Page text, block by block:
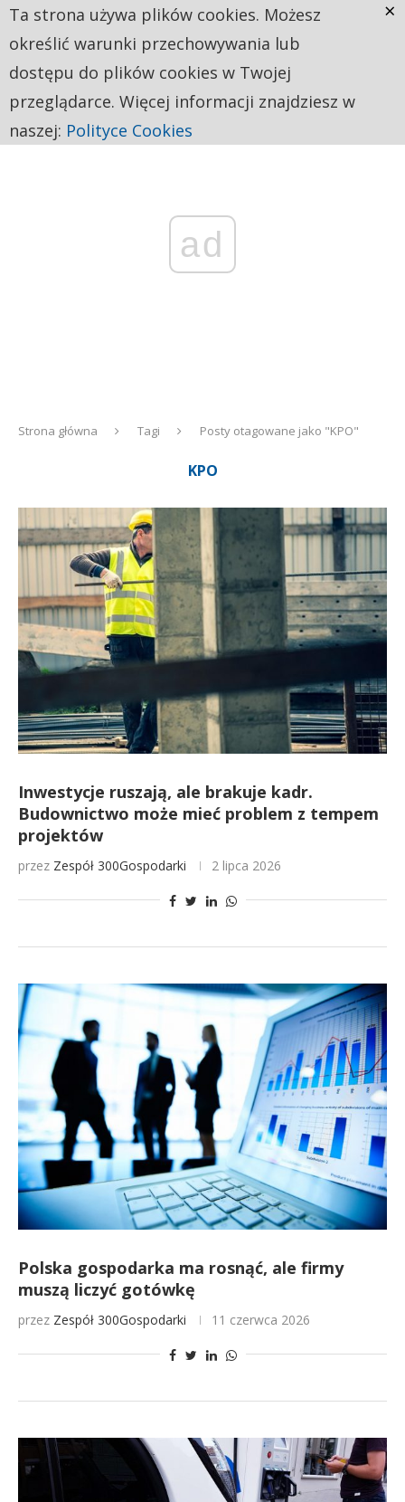
ad
Strona główna Tagi Posty otagowane jako "KPO"
KPO
Inwestycje ruszają, ale brakuje kadr.
Budownictwo może mieć problem z tempem
projektów
przez Zespół 300Gospodarki 2 lipca 2026
Polska gospodarka ma rosnąć, ale firmy
muszą liczyć gotówkę
przez Zespół 300Gospodarki 11 czerwca 2026
Ta strona używa plików cookies. Możesz
określić warunki przechowywania lub
dostępu do plików cookies w Twojej
przeglądarce. Więcej informacji znajdziesz w
naszej: Polityce Cookies
×